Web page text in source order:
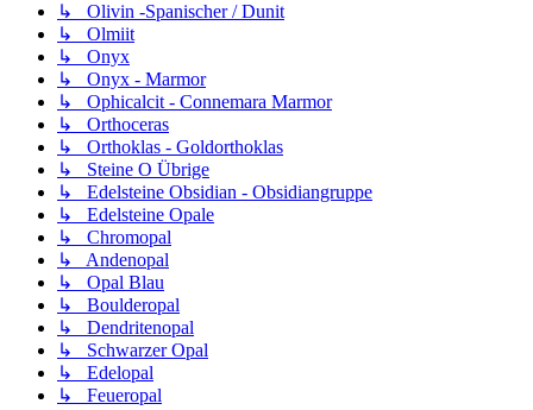
↳ Olivin -Spanischer / Dunit
↳ Olmiit
↳ Onyx
↳ Onyx - Marmor
↳ Ophicalcit - Connemara Marmor
↳ Orthoceras
↳ Orthoklas - Goldorthoklas
↳ Steine O Übrige
↳ Edelsteine Obsidian - Obsidiangruppe
↳ Edelsteine Opale
↳ Chromopal
↳ Andenopal
↳ Opal Blau
↳ Boulderopal
↳ Dendritenopal
↳ Schwarzer Opal
↳ Edelopal
↳ Feueropal